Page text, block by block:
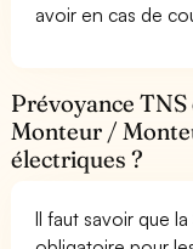
avoir en cas de
Prévoyance
Monteur /
électriques ?
Il faut savoir que